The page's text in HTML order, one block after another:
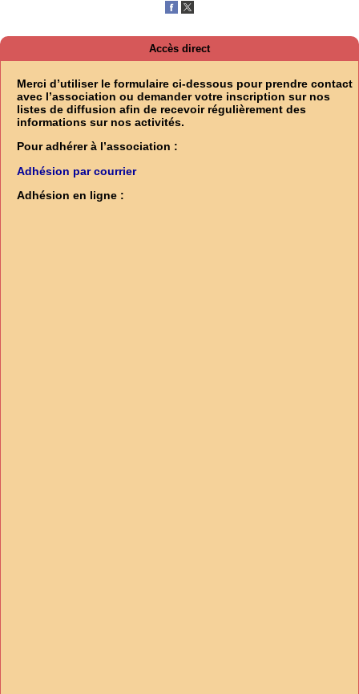
Accès direct
Merci d’utiliser le formulaire ci-dessous pour prendre contact
avec l’association ou demander votre inscription sur nos
listes de diffusion afin de recevoir régulièrement des
informations sur nos activités.
Pour adhérer à l’association :
Adhésion par courrier
Adhésion en ligne :